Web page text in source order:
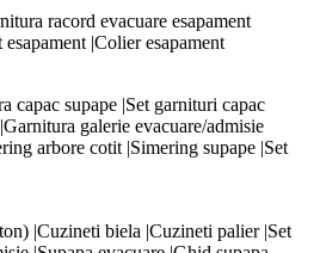
racord evacuare esapament
|Colier esapament
capac supape |Set garnituri capac
galerie evacuare/admisie
arbore cotit |Simering supape |Set
|Cuzineti biela |Cuzineti palier |Set